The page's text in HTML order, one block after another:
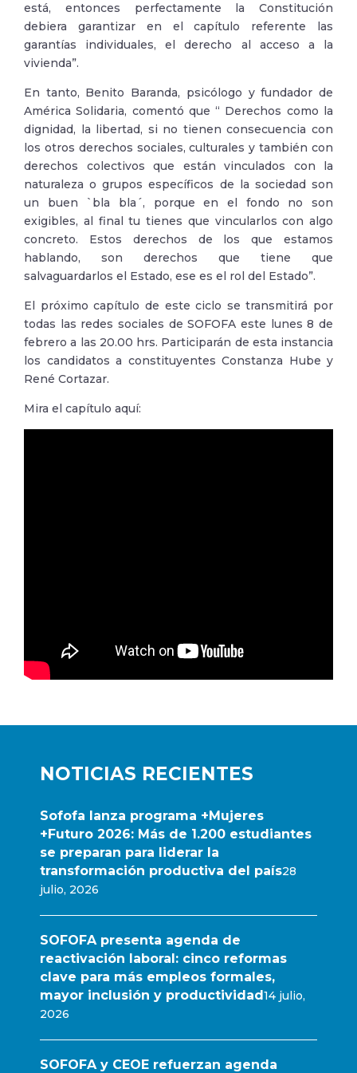
NOTICIAS RECIENTES
Sofofa lanza programa +Mujeres
+Futuro 2026: Más de 1.200 estudiantes
se preparan para liderar la
transformación productiva del país28
julio, 2026
SOFOFA presenta agenda de
reactivación laboral: cinco reformas
clave para más empleos formales,
mayor inclusión y productividad14 julio,
2026
SOFOFA y CEOE refuerzan agenda
está, entonces perfectamente la Constitución
debiera garantizar en el capítulo referente las
garantías individuales, el derecho al acceso a la
vivienda”.
En tanto, Benito Baranda, psicólogo y fundador de
América Solidaria, comentó que “ Derechos como la
dignidad, la libertad, si no tienen consecuencia con
los otros derechos sociales, culturales y también con
derechos colectivos que están vinculados con la
naturaleza o grupos específicos de la sociedad son
un buen `bla bla´, porque en el fondo no son
exigibles, al final tu tienes que vincularlos con algo
concreto. Estos derechos de los que estamos
hablando, son derechos que tiene que
salvaguardarlos el Estado, ese es el rol del Estado”.
El próximo capítulo de este ciclo se transmitirá por
todas las redes sociales de SOFOFA este lunes 8 de
febrero a las 20.00 hrs. Participarán de esta instancia
los candidatos a constituyentes Constanza Hube y
René Cortazar.
Mira el capítulo aquí: